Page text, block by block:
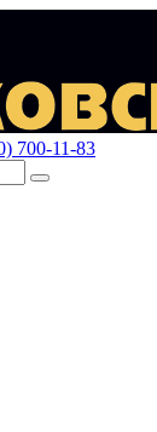
700-11-83